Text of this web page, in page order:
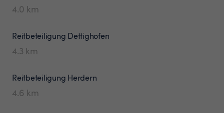
4.0 km
Reitbeteiligung Dettighofen
4.3 km
Reitbeteiligung Herdern
4.6 km